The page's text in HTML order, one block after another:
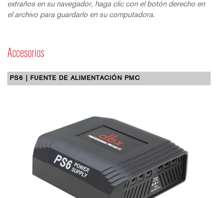
extraños en su navegador, haga clic con el botón derecho en
el archivo para guardarlo en su computadora.
Accesorios
PS6 | FUENTE DE ALIMENTACIÓN PMC